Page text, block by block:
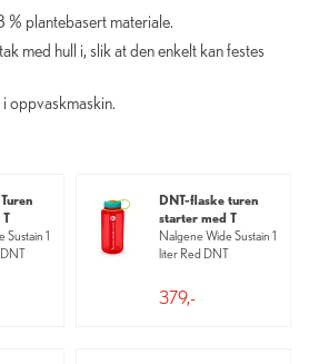
% plantebasert materiale.
med hull i, slik at den enkelt kan festes
i oppvaskmaskin.
Sustain 1
DNT-flaske turen
starter med T
Nalgene Wide Sustain 1
liter Red DNT
379,-